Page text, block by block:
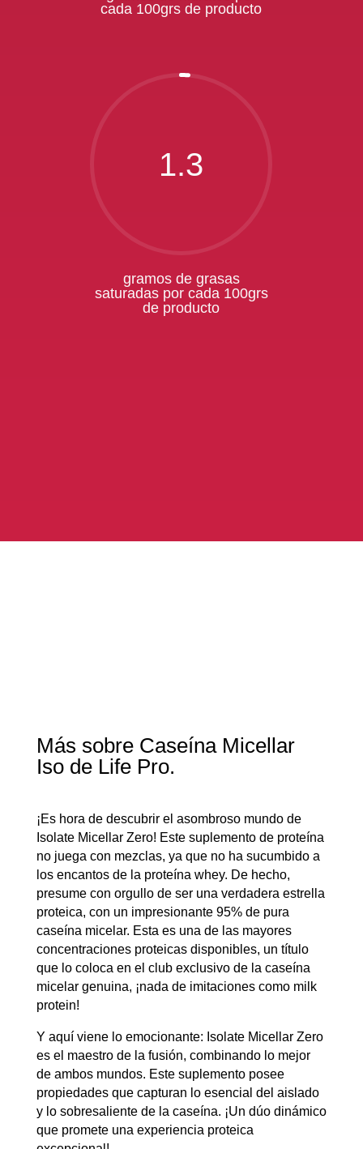
cada 100grs de producto
1.3
gramos de grasas
saturadas por cada 100grs
de producto
Más sobre Caseína Micellar
Iso de Life Pro.
¡Es hora de descubrir el asombroso mundo de
Isolate Micellar Zero! Este suplemento de proteína
no juega con mezclas, ya que no ha sucumbido a
los encantos de la proteína whey. De hecho,
presume con orgullo de ser una verdadera estrella
proteica, con un impresionante 95% de pura
caseína micelar. Esta es una de las mayores
concentraciones proteicas disponibles, un título
que lo coloca en el club exclusivo de la caseína
micelar genuina, ¡nada de imitaciones como milk
protein!
Y aquí viene lo emocionante: Isolate Micellar Zero
es el maestro de la fusión, combinando lo mejor
de ambos mundos. Este suplemento posee
propiedades que capturan lo esencial del aislado
y lo sobresaliente de la caseína. ¡Un dúo dinámico
que promete una experiencia proteica